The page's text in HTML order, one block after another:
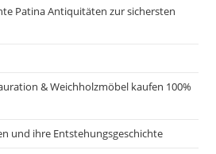
Patina Antiquitäten zur sichersten
& Weichholzmöbel kaufen 100%
und ihre Entstehungsgeschichte